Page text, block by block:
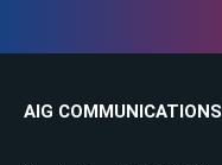
AIG COMMUNICATIONS